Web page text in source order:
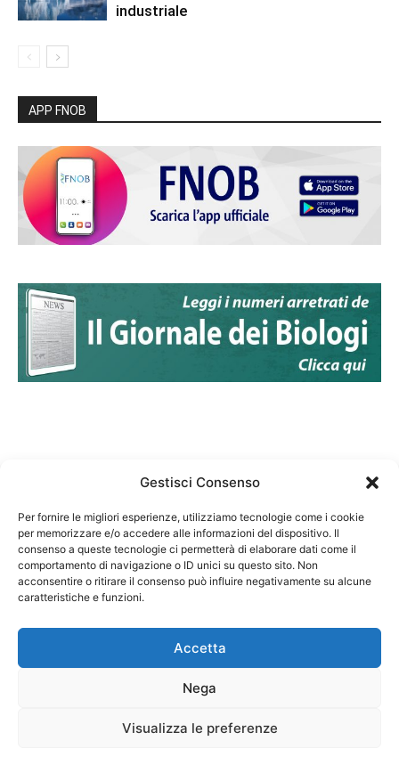
Gestisci Consenso
Per fornire le migliori esperienze, utilizziamo tecnologie come i cookie
per memorizzare e/o accedere alle informazioni del dispositivo. Il
consenso a queste tecnologie ci permetterà di elaborare dati come il
comportamento di navigazione o ID unici su questo sito. Non
acconsentire o ritirare il consenso può influire negativamente su alcune
caratteristiche e funzioni.
Accetta
Nega
Visualizza le preferenze
industriale
APP FNOB
Federazione Nazionale Degli Ordini dei Biologi:
codice fiscale 80069130583
Responsabile sito internet www.fnob.it:
Privacy Policy Cookie Policy